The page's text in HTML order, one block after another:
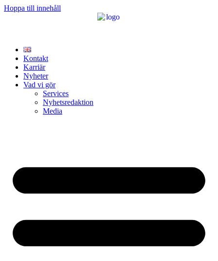
Hoppa till innehåll
Kontakt
Karriär
Nyheter
Vad vi gör
Services
Nyhetsredaktion
Media